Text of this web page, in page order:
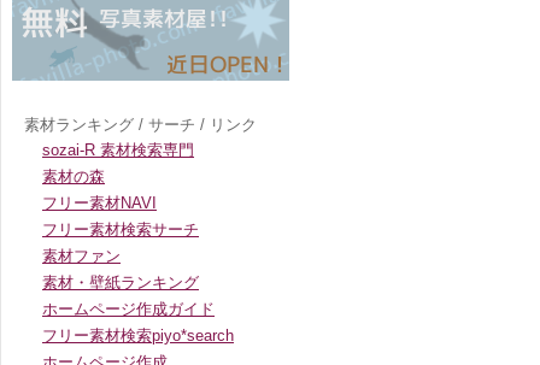
素材ランキング / サーチ / リンク
sozai-R 素材検索専門
素材の森
フリー素材NAVI
フリー素材検索サーチ
素材ファン
素材・壁紙ランキング
ホームページ作成ガイド
フリー素材検索piyo*search